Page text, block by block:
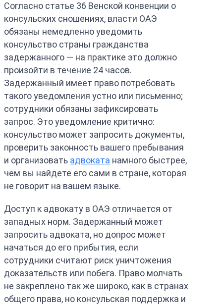
Согласно статье 36 Венской конвенции о
консульских сношениях, власти ОАЭ
обязаны немедленно уведомить
консульство страны гражданства
задержанного — на практике это должно
произойти в течение 24 часов.
Задержанный имеет право потребовать
такого уведомления устно или письменно;
сотрудники обязаны зафиксировать
запрос. Это уведомление критично:
консульство может запросить документы,
проверить законность вашего пребывания
и организовать адвоката намного быстрее,
чем вы найдете его сами в стране, которая
не говорит на вашем языке.
Доступ к адвокату в ОАЭ отличается от
западных норм. Задержанный может
запросить адвоката, но допрос может
начаться до его прибытия, если
сотрудники считают риск уничтожения
доказательств или побега. Право молчать
не закреплено так же широко, как в странах
общего права, но консульская поддержка и